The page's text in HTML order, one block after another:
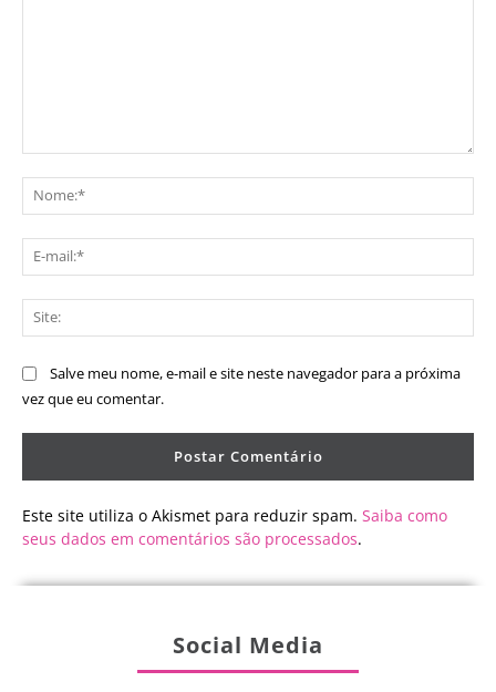
Salve meu nome, e-mail e site neste navegador para a próxima
vez que eu comentar.
Este site utiliza o Akismet para reduzir spam. Saiba como
seus dados em comentários são processados.
Social Media